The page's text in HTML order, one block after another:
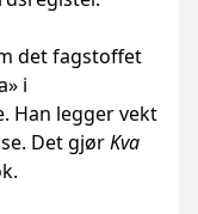
det fagstoffet
i
Han legger vekt
Det gjørKva